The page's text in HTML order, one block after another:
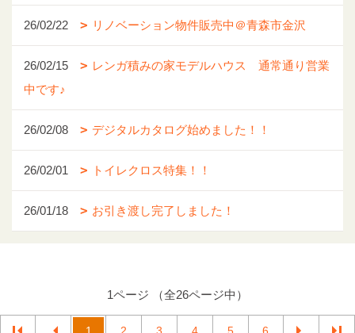
26/02/22 リノベーション物件販売中＠青森市金沢
26/02/15
レンガ積みの家モデルハウス 通常通り営業
中です♪
26/02/08 デジタルカタログ始めました！！
26/02/01 トイレクロス特集！！
26/01/18 お引き渡し完了しました！
1ページ （全26ページ中）
1 2 3 4 5 6